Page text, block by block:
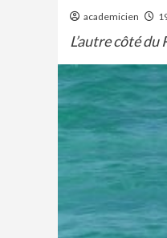
academicien
L’autre côté